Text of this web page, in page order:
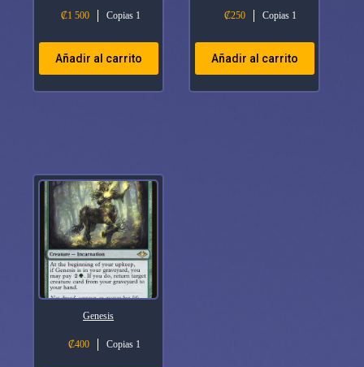
₡1 500 Copias 1
Añadir al carrito
₡250 Copias 1
Añadir al carrito
Genesis
₡400 Copias 1